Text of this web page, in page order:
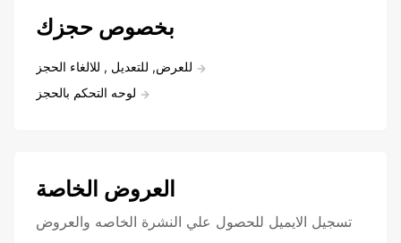
بخصوص حجزك
للعرض, للتعديل , للالغاء الحجز
لوحه التحكم بالحجز
العروض الخاصة
تسجيل الايميل للحصول علي النشرة الخاصه والعروض